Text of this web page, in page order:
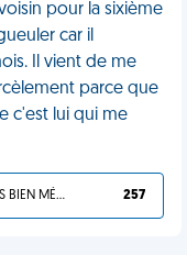
pour la sixième
car il
Il vient de me
parce que
c'est lui qui me
TU L'AS BIEN MÉRITÉ 257